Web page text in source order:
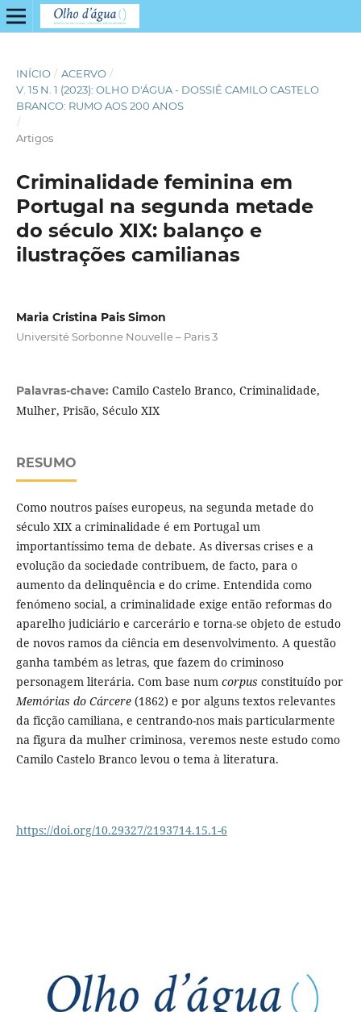
INÍCIO / ACERVO /
V. 15 N. 1 (2023): OLHO D'ÁGUA - DOSSIÊ CAMILO CASTELO
BRANCO: RUMO AOS 200 ANOS
/
Artigos
Criminalidade feminina em
Portugal na segunda metade
do século XIX: balanço e
ilustrações camilianas
Maria Cristina Pais Simon
Université Sorbonne Nouvelle – Paris 3
Palavras-chave: Camilo Castelo Branco, Criminalidade,
Mulher, Prisão, Século XIX
RESUMO
Como noutros países europeus, na segunda metade do
século XIX a criminalidade é em Portugal um
importantíssimo tema de debate. As diversas crises e a
evolução da sociedade contribuem, de facto, para o
aumento da delinquência e do crime. Entendida como
fenómeno social, a criminalidade exige então reformas do
aparelho judiciário e carcerário e torna-se objeto de estudo
de novos ramos da ciência em desenvolvimento. A questão
ganha também as letras, que fazem do criminoso
personagem literária. Com base num corpus constituído por
Memórias do Cárcere(1862) e por alguns textos relevantes
da ficção camiliana, e centrando-nos mais particularmente
na figura da mulher criminosa, veremos neste estudo como
Camilo Castelo Branco levou o tema à literatura.
https://doi.org/10.29327/2193714.15.1-6